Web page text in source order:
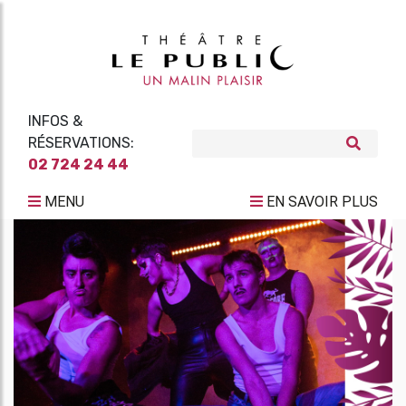
INFOS &
RÉSERVATIONS:
02 724 24 44
MENU EN SAVOIR PLUS